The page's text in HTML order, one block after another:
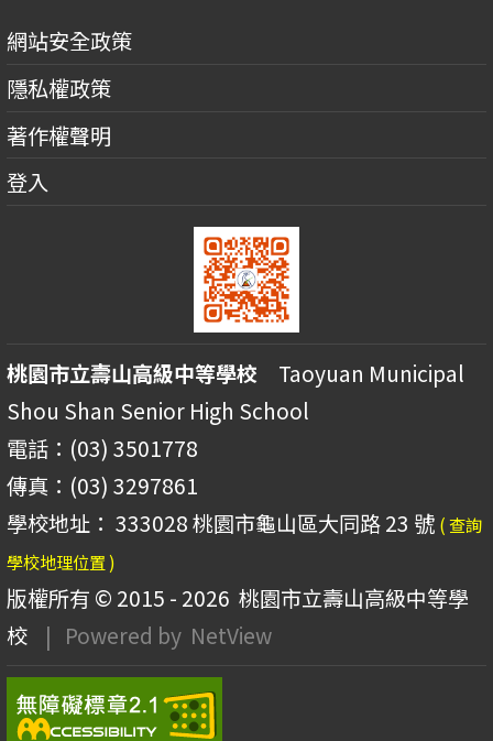
網站安全政策
隱私權政策
著作權聲明
登入
桃園市立壽山高級中等學校 Taoyuan Municipal
Shou Shan Senior High School
電話：(03) 3501778
傳真：(03) 3297861
學校地址： 333028 桃園市龜山區大同路 23 號 ( 查詢
學校地理位置 )
版權所有 © 2015 - 2026 桃園市立壽山高級中等學
校
| Powered by NetView